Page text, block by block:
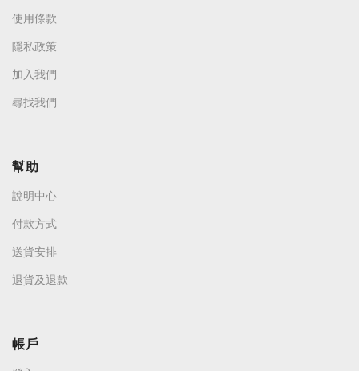
使用條款
隱私政策
加入我們
尋找我們
幫助
說明中心
付款方式
送貨安排
退貨及退款
帳戶